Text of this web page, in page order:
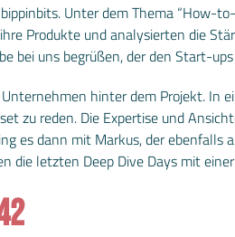
Unter dem Thema “How-
Produkte und analysierten die
bei uns begrüßen, der den Start-
hinter dem Projekt. In
zu reden. Die Expertise und
es dann mit Markus, der
die letzten Deep Dive Days mit